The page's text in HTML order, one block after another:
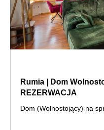
Rumia | Dom
REZERWACJA
Dom (Wolnostojący) na